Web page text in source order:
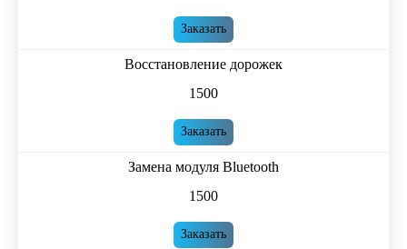
Заказать
Восстановление дорожек
1500
Заказать
Замена модуля Bluetooth
1500
Заказать